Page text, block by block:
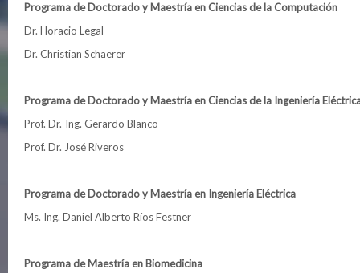
Programa de Doctorado y Maestría en Ciencias de la Computación
Dr. Horacio Legal
Dr. Christian Schaerer
Programa de Doctorado y Maestría en Ciencias de la Ingeniería
Prof. Dr.-Ing. Gerardo Blanco
Prof. Dr. José Riveros
Programa de Doctorado y Maestría en Ingeniería Eléctrica
Ms. Ing. Daniel Alberto Ríos Festner
Programa de Maestría en Biomedicina